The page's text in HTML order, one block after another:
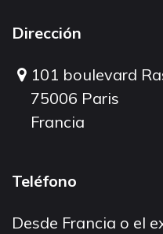
Dirección
101 boulevard
75006 Paris
Francia
Teléfono
Desde Francia o el